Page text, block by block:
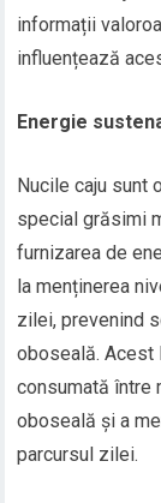
informații
influențează
Energie
Nucile caju sunt
special grăsimi
furnizarea de
la menținerea
zilei, prevenind
oboseală. Acest
consumată între
oboseală și a
parcursul zilei.